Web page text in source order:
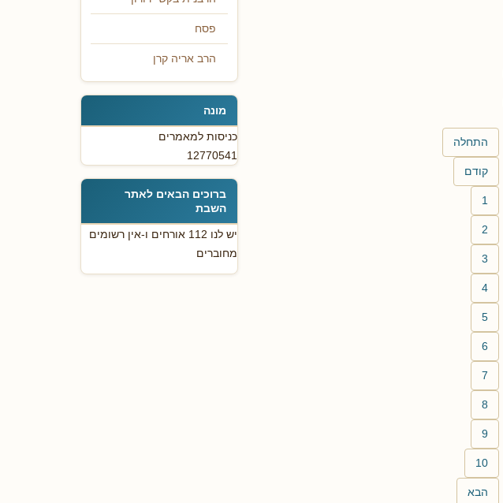
התחלה
קודם
1
2
3
4
5
6
7
8
9
10
הבא
פסח
הרב אריה קרן
מונה
כניסות למאמרים
12770541
ברוכים הבאים לאתר
השבת
יש לנו 112 אורחים ו-אין רשומים
מחוברים